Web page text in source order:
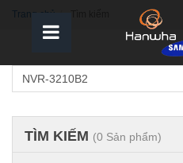
Trang chủ Tìm kiếm
TÌM KIẾM (0 Sản phẩm)